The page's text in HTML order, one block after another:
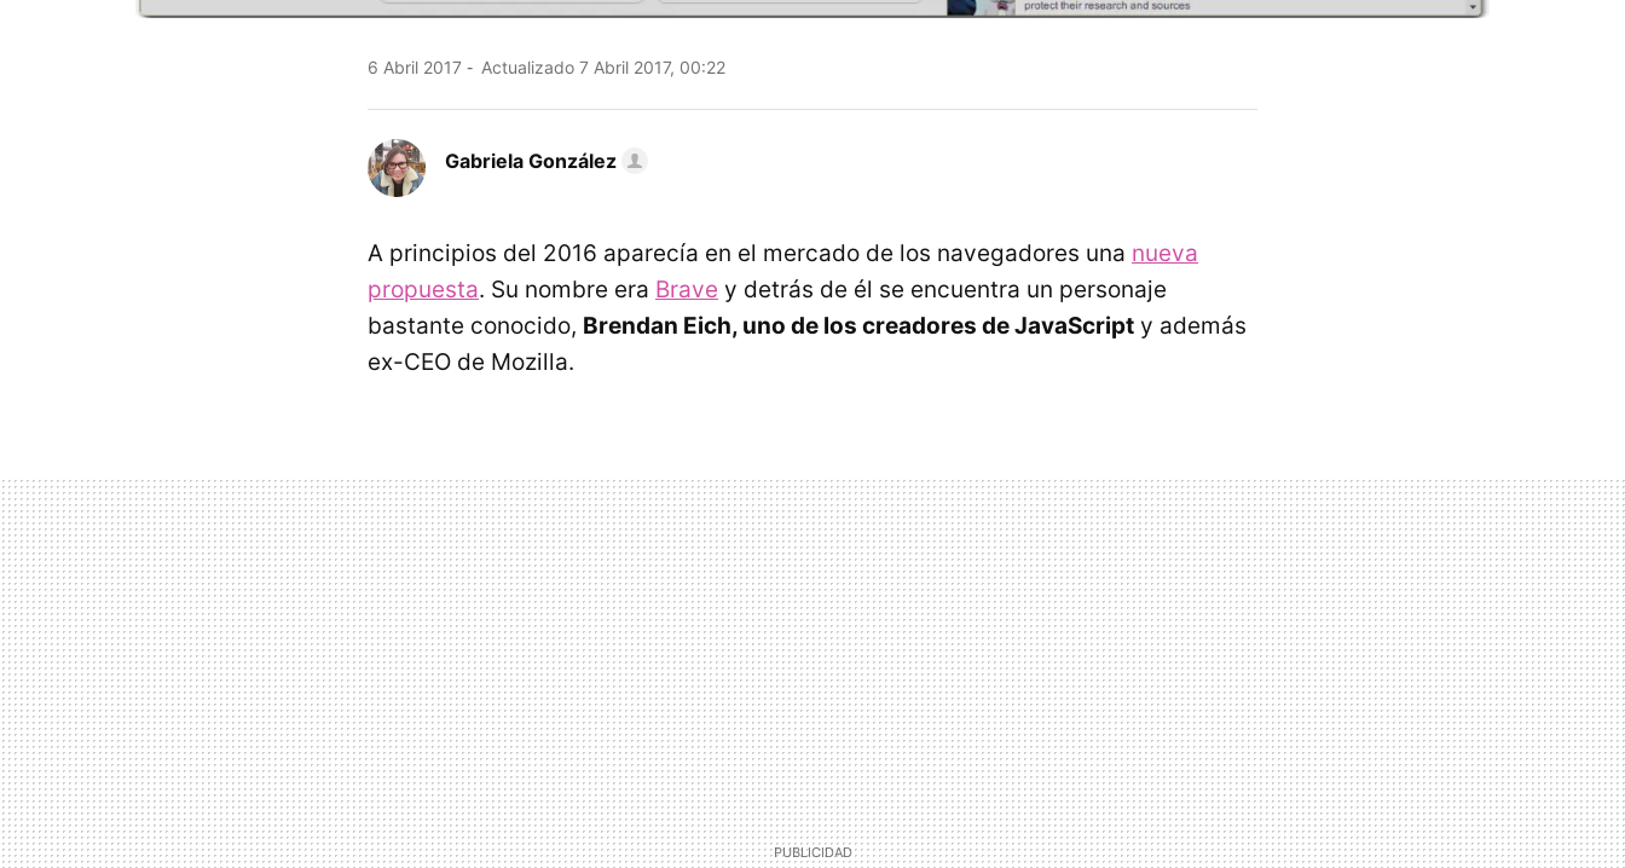
6 Abril 2017 Actualizado 7 Abril 2017, 00:22
Gabriela González
A principios del 2016 aparecía en el mercado de los navegadores una nueva
propuesta. Su nombre era Brave y detrás de él se encuentra un personaje
bastante conocido, Brendan Eich, uno de los creadores de JavaScript y además
ex-CEO de Mozilla.